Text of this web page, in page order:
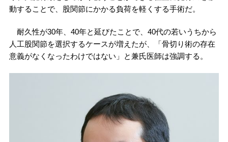
動することで、股関節にかかる負荷を軽くする手術だ。
耐久性が30年、40年と延びたことで、40代の若いうちから
人工股関節を選択するケースが増えたが、「骨切り術の存在
意義がなくなったわけではない」と兼氏医師は強調する。